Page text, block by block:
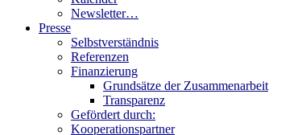
Newsletter…
Presse
Selbstverständnis
Referenzen
Finanzierung
Grundsätze der Zusammenarbeit
Transparenz
Gefördert durch:
Kooperationspartner